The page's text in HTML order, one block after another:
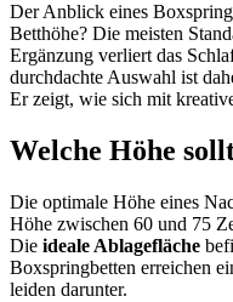
Der Anblick eines
Betthöhe? Die meisten
Ergänzung verliert das
durchdachte Auswahl ist
Er zeigt, wie sich mit
Welche Höhe
Die optimale Höhe eines
Höhe zwischen 60 und 75
Die ideale Ablagefläche
Boxspringbetten erreichen
leiden darunter.